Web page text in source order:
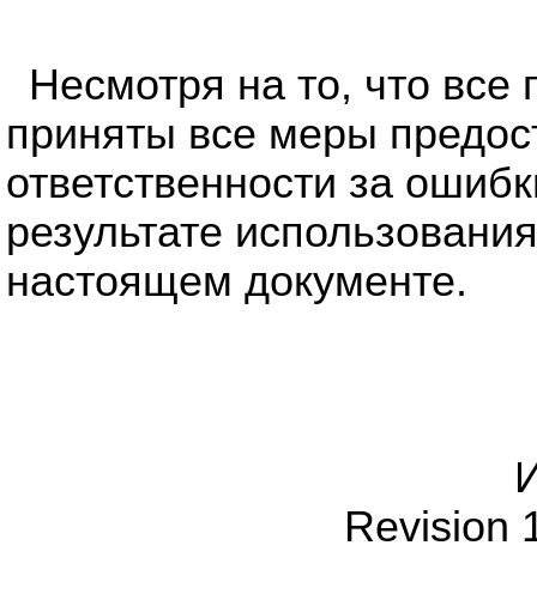
Несмотря на то, что все
приняты все меры
ответственности за
результате
настоящем документе.
Revision